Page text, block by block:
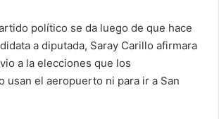
político se da luego de que hace
a diputada, Saray Carillo afirmara
a la elecciones que los
usan el aeropuerto ni para ir a San